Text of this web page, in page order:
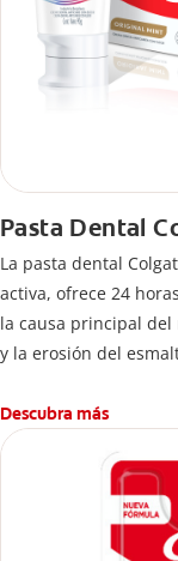
Pasta Dental
La pasta dental
activa, ofrece 24
la causa principal
y la erosión del
Descubra más